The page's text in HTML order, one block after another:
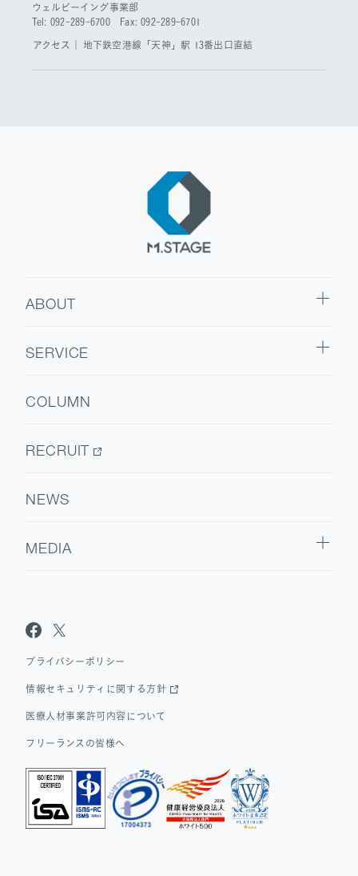
ウェルビーイング事業部
Tel: 092-289-6700 Fax: 092-289-6701
アクセス｜
地下鉄空港線「天神」駅 13番出口直結
ABOUT
会社情報
SERVICE
医療人材
COLUMN
RECRUIT
NEWS
MEDIA
Dr.アルなび
プライバシーポリシー
情報セキュリティに関する方針
医療人材事業許可内容について
フリーランスの皆様へ